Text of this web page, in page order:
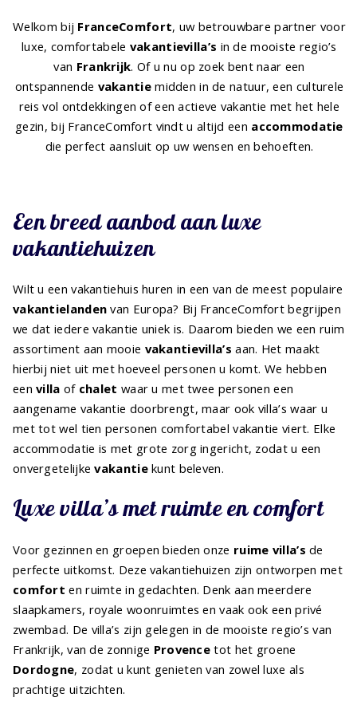
Welkom bij FranceComfort, uw betrouwbare partner voor
luxe, comfortabele vakantievilla’s in de mooiste regio’s
van Frankrijk. Of u nu op zoek bent naar een
ontspannende vakantiemidden in de natuur, een culturele
reis vol ontdekkingen of een actieve vakantie met het hele
gezin, bij FranceComfort vindt u altijd een accommodatie
die perfect aansluit op uw wensen en behoeften.
Een breed aanbod aan luxe
vakantiehuizen
Wilt u een vakantiehuis huren in een van de meest populaire
vakantielanden van Europa? Bij FranceComfort begrijpen
we dat iedere vakantie uniek is. Daarom bieden we een ruim
assortiment aan mooie vakantievilla’s aan. Het maakt
hierbij niet uit met hoeveel personen u komt. We hebben
eenvilla of chalet waar u met twee personen een
aangename vakantie doorbrengt, maar ook villa’s waar u
met tot wel tien personen comfortabel vakantie viert. Elke
accommodatie is met grote zorg ingericht, zodat u een
onvergetelijkevakantiekunt beleven.
Luxe villa’s met ruimte en comfort
Voor gezinnen en groepen bieden onze ruime villa’s de
perfecte uitkomst. Deze vakantiehuizen zijn ontworpen met
comfort en ruimte in gedachten. Denk aan meerdere
slaapkamers, royale woonruimtes en vaak ook een privé
zwembad. De villa’s zijn gelegen in de mooiste regio’s van
Frankrijk, van de zonnige Provence tot het groene
Dordogne, zodat u kunt genieten van zowel luxe als
prachtige uitzichten.